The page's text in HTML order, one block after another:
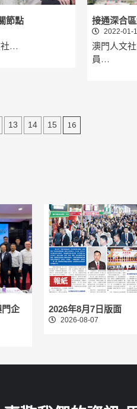
節點
社…
接通深合
2022-01-
澳門人文
員…
13 14 15 16
門企
報紙
2026年8月7日版面
2026-08-07